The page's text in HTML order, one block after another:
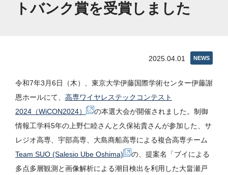
トバンク賞を受賞しました
NEWS
2025.04.01
令和7年3月6日（木）、東京大学伊藤国際学術センター伊藤謝
恩ホールにて、 高専ワイヤレステックコンテスト
2024（WiCON2024）
の本選大会が開催されました。制御
情報工学科5年の上野仁睦さんと久保祐貴さんが参加した、サ
レジオ高専、宇部高専、大島商船高専による複合高専チーム
Team SUO (Salesio Ube Oshima)
の、提案名「ブイによる
多点多層観測と画像解析による潮目検出を利用した大畠瀬戸